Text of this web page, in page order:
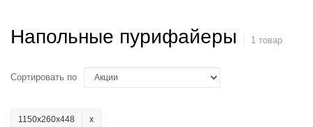
Напольные пурифайеры 1 товар
Сортировать по
1150х260х448